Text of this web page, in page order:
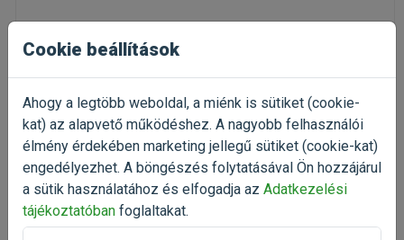
Trixie Softline Elegance
Türkiz Y hám L 65-80cm
hám nagytestű kutyáknak
Cookie beállítások
Ahogy a legtöbb weboldal, a miénk is sütiket (cookie-
kat) az alapvető működéshez. A nagyobb felhasználói
élmény érdekében marketing jellegű sütiket (cookie-kat)
engedélyezhet. A böngészés folytatásával Ön hozzájárul
a sütik használatához és elfogadja az Adatkezelési
tájékoztatóban foglaltakat.